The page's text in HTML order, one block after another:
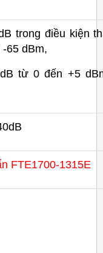
trong điều kiện
65 dBm,
từ 0 đến +5
FTE1700-1315E